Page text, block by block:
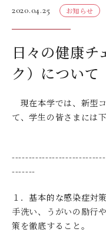
教職員の方へ
沿革
公式SNS
国際交流
人間科学部
心理・文化学科（
攻）
九州女子大学大学院
人間科学研究科
専攻科
教員検索
学友会（サークル紹介）
学生サポート
免許・資格一覧
北九州市の企業情報・
対象者別
入学定員・選抜区分別
オープンキャンパス
大学見学
出前授業（高校生向け
大規模災害により被災
2020.04.25 お知らせ
日々の健康チ
ク）について
現在本学では、新型
て、学生の皆さまには
-------
１．基本的な感染症対
手洗い、うがいの励行
策を徹底すること。